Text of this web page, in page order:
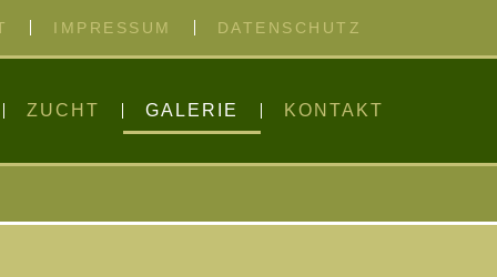
IMPRESSUM DATENSCHUTZ
ZUCHT GALERIE KONTAKT